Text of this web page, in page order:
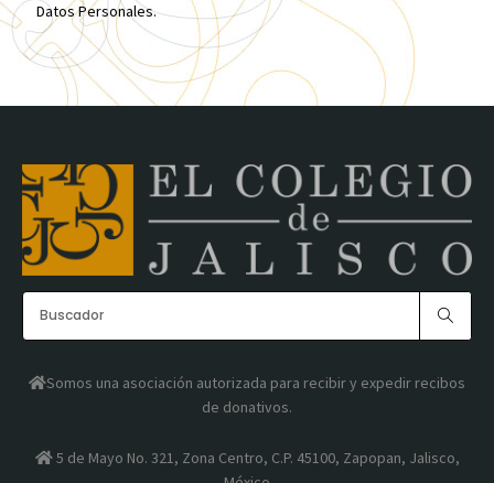
Datos Personales.
Somos una asociación autorizada para recibir y expedir recibos
de donativos.
5 de Mayo No. 321, Zona Centro, C.P. 45100, Zapopan, Jalisco,